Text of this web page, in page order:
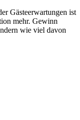
Gästeerwartungen ist
mehr. Gewinn
wie viel davon